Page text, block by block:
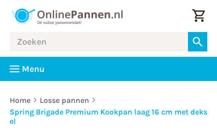
Menu
Home
Losse pannen
Spring Brigade Premium Kookpan laag 16 cm met deks
el